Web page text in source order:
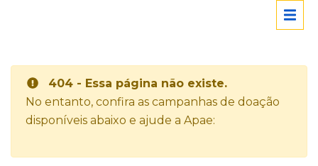
404 - Essa página não existe.
No entanto, confira as campanhas de doação
disponíveis abaixo e ajude a Apae: